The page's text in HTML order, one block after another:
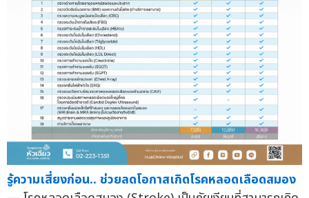
รู้ความเสี่ยงก่อน.. ช่วยลดโอกาสเกิดโรคหลอดเลือดสมอง